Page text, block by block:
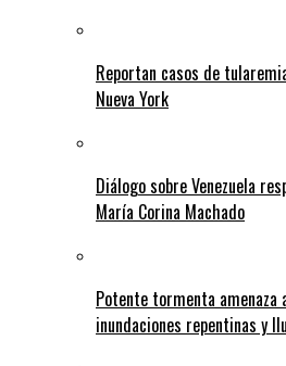
Reportan casos de
Nueva York
Diálogo sobre Venezuela
María Corina Machado
Potente tormenta amenaza
inundaciones repentinas y